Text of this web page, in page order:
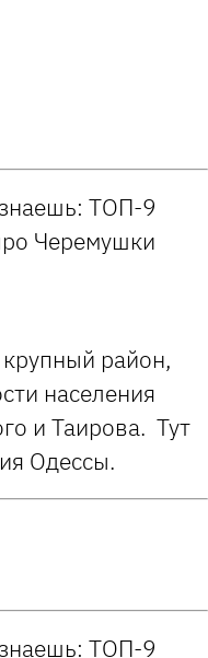
район,
населения
и Таирова. Тут
Одессы.